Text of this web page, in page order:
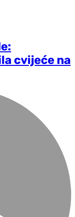
cvijeće na